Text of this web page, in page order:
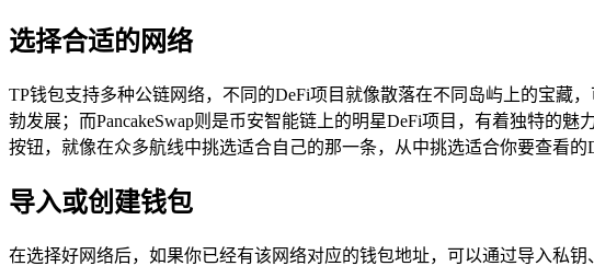
选择合适的网络
TP钱包支持多种公链网络，不同的DeFi项目就像散落在不同岛屿上的宝藏
勃发展；而PancakeSwap则是币安智能链上的明星DeFi项目，有着独特的
按钮，就像在众多航线中挑选适合自己的那一条，从中挑选适合你要查看的
导入或创建钱包
在选择好网络后，如果你已经有该网络对应的钱包地址，可以通过导入私